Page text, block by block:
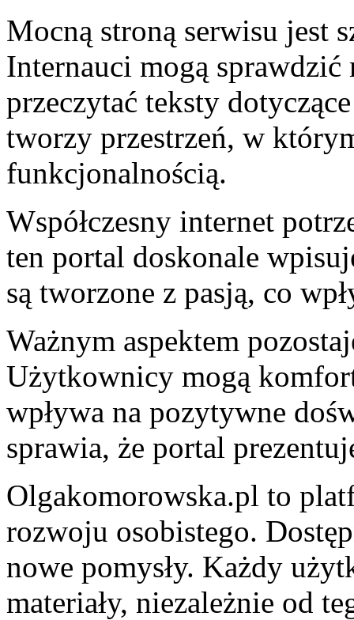
Mocną stroną serwisu jest
Internauci mogą sprawdzić
przeczytać teksty
tworzy przestrzeń, w
funkcjonalnością.
Współczesny internet
ten portal doskonale
są tworzone z pasją, co
Ważnym aspektem
Użytkownicy mogą
wpływa na pozytywne
sprawia, że portal
Olgakomorowska.pl to
rozwoju osobistego.
nowe pomysły. Każdy
materiały, niezależnie od